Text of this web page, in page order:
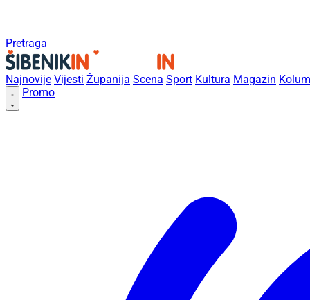
Pretraga
Najnovije Vijesti Županija Scena Sport Kultura Magazin
Promo